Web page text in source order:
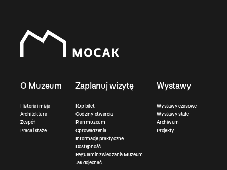
O Muzeum
Historia i misja
Architektura
Zespół
Praca i staże
Zaplanuj wizytę
Kup bilet
Godziny otwarcia
Plan muzeum
Oprowadzenia
Informacje praktyczne
Dostępność
Regulamin zwiedzania Muzeum
Jak dojechać
Wystawy
Wystawy czasowe
Wystawy stałe
Archiwum
Projekty